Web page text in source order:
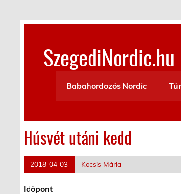
content
SzegediNordic.hu
Babahordozós Nordic
Húsvét utáni kedd
2018-04-03 Kocsis Mária
Időpont